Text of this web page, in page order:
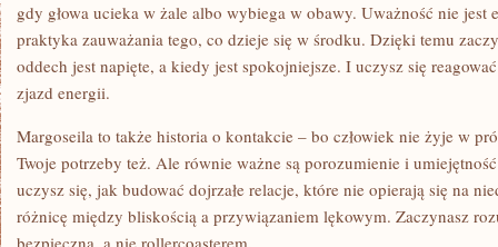
gdy głowa ucieka w żale albo wybiega w obawy. Uważność nie jest
praktyka zauważania tego, co dzieje się w środku. Dzięki temu
oddech jest napięte, a kiedy jest spokojniejsze. I uczysz się
zjazd energii.
Margoseila to także historia o kontakcie – bo człowiek nie żyje w
Twoje potrzeby też. Ale równie ważne są porozumienie i
uczysz się, jak budować dojrzałe relacje, które nie opierają się na
różnicę między bliskością a przywiązaniem lękowym. Zaczynasz
bezpieczna, a nie rollercoasterem.